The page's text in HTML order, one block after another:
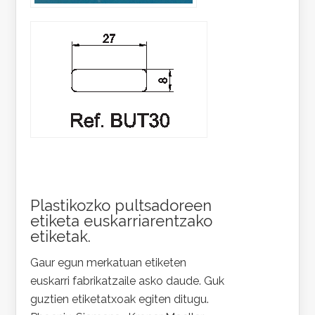
Plastikozko pultsadoreen
etiketa euskarriarentzako
etiketak.
Gaur egun merkatuan etiketen
euskarri fabrikatzaile asko daude. Guk
guztien etiketatxoak egiten ditugu.